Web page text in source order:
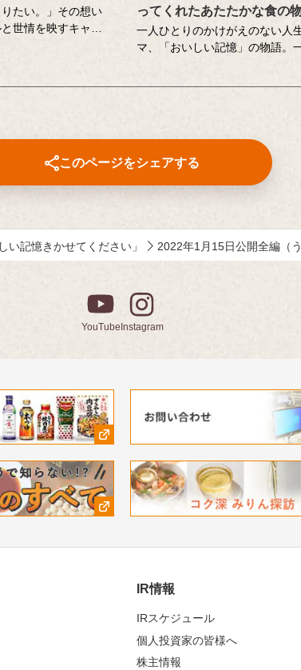
りたい。」その想い
世情を映すキャッ
ってくれたあたたかな食の
一人ひとりのかけがえのない人
マ、「おいしい記憶」の物語。
番組内で好評をいただいた、以
ンツもこちらでご覧いただけま
⚫︎「伝えたい和食の技法」
尚之さんが、少しの工夫で料理
いしくなる技をご紹介。
直木賞作家で、「あなたの『お
憶』をおしえてください。」エ
テスト審査員の山本一力さんが
このページをシェアする
い記憶きかせてください」 2022年1月15日公開全編（
YouTube Instagram
IR情報
IRスケジュール
個人投資家の皆様へ
株主情報